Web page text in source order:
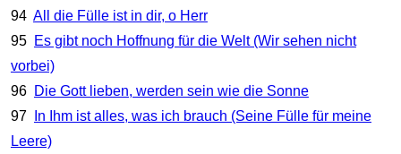
94 All die Fülle ist in dir, o Herr
95 Es gibt noch Hoffnung für die Welt (Wir sehen nicht
vorbei)
96 Die Gott lieben, werden sein wie die Sonne
97
In Ihm ist alles, was ich brauch (Seine Fülle für meine
Leere)